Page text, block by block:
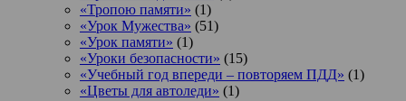
«Тропою памяти» (1)
«Урок Мужества» (51)
«Урок памяти» (1)
«Уроки безопасности» (15)
«Учебный год впереди – повторяем ПДД» (1)
«Цветы для автоледи» (1)